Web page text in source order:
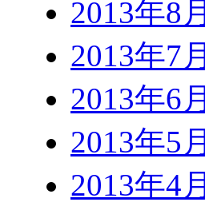
2013年8月
2013年7月
2013年6月
2013年5月
2013年4月